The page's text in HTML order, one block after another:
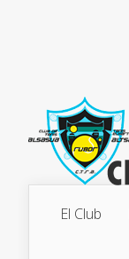
El Club